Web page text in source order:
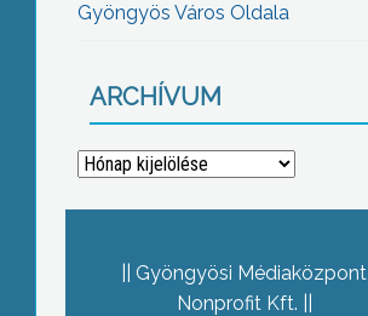
Gyöngyös Város Oldala
ARCHÍVUM
Archívum
Gyöngyösi Médiaközpont
Nonprofit Kft.